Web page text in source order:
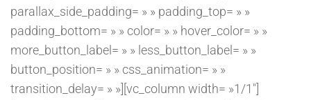
parallax_side_padding= » » padding_top= » »
padding_bottom= » » color= » » hover_color= » »
more_button_label= » » less_button_label= » »
button_position= » » css_animation= » »
transition_delay= » »][vc_column width= »1/1″]